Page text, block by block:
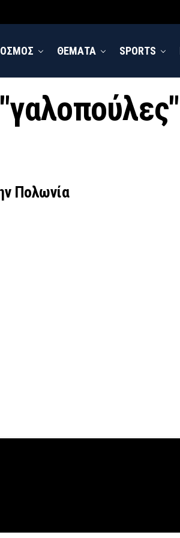
ΘΕΜΑΤΑ SPORTS
Πολωνία